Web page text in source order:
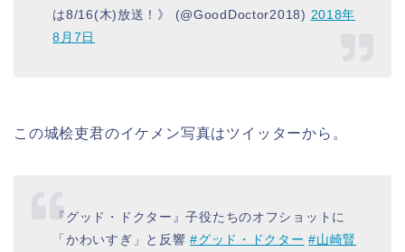
は8/16(木)放送！》 (@GoodDoctor2018) 2018年
8月7日
この城桧吏君のイケメン写真はツイッターから。
『グッド・ドクター』子役たちのオフショットに
「かわいすぎ」と反響#グッド・ドクター #山崎賢